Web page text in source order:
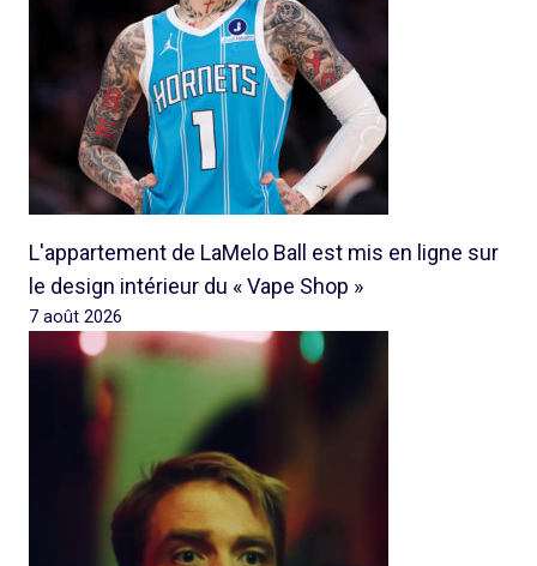
L'appartement de LaMelo Ball est mis en ligne sur
le design intérieur du « Vape Shop »
7 août 2026